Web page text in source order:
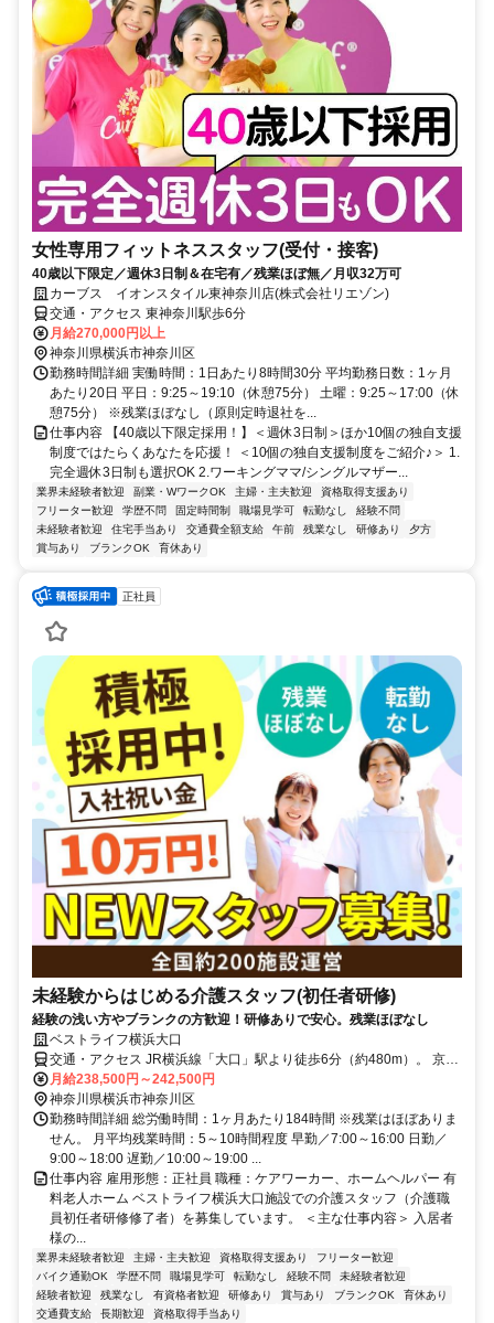
女性専用フィットネススタッフ(受付・接客)
40歳以下限定／週休3日制＆在宅有／残業ほぼ無／月収32万可
カーブス イオンスタイル東神奈川店(株式会社リエゾン)
交通・アクセス 東神奈川駅歩6分
月給270,000円以上
神奈川県横浜市神奈川区
勤務時間詳細 実働時間：1日あたり8時間30分 平均勤務日数：1ヶ月
あたり20日 平日：9:25～19:10（休憩75分） 土曜：9:25～17:00（休
憩75分） ※残業ほぼなし（原則定時退社を...
仕事内容 【40歳以下限定採用！】＜週休3日制＞ほか10個の独自支援
制度ではたらくあなたを応援！ ＜10個の独自支援制度をご紹介♪＞ 1.
完全週休3日制も選択OK 2.ワーキングママ/シングルマザー...
業界未経験者歓迎 副業・WワークOK 主婦・主夫歓迎
資格取得支援あり
フリーター歓迎
学歴不問 固定時間制 職場見学可 転勤なし
経験不問
未経験者歓迎
住宅手当あり 交通費全額支給 午前 残業なし 研修あり
夕方
賞与あり
ブランクOK 育休あり
正社員
未経験からはじめる介護スタッフ(初任者研修)
経験の浅い方やブランクの方歓迎！研修ありで安心。残業ほぼなし
ベストライフ横浜大口
交通・アクセス JR横浜線「大口」駅より徒歩6分（約480m）。 京浜
急行「子安」駅より徒歩8分（約640m）
月給238,500円～242,500円
神奈川県横浜市神奈川区
勤務時間詳細 総労働時間：1ヶ月あたり184時間 ※残業はほぼありま
せん。 月平均残業時間：5～10時間程度 早勤／7:00～16:00 日勤／
9:00～18:00 遅勤／10:00～19:00 ...
仕事内容 雇用形態：正社員 職種：ケアワーカー、ホームヘルパー 有
料老人ホーム ベストライフ横浜大口施設での介護スタッフ（介護職
員初任者研修修了者）を募集しています。 ＜主な仕事内容＞ 入居者
様の...
業界未経験者歓迎 主婦・主夫歓迎 資格取得支援あり
フリーター歓迎
バイク通勤OK
学歴不問 職場見学可 転勤なし 経験不問
未経験者歓迎
経験者歓迎
残業なし 有資格者歓迎 研修あり 賞与あり ブランクOK
育休あり
交通費支給
長期歓迎 資格取得手当あり